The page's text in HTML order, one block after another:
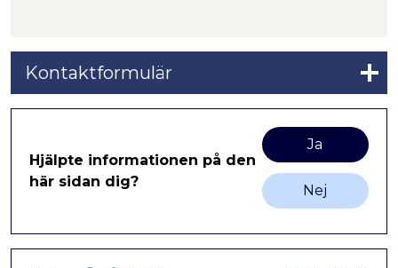
Kontaktformulär
Hjälpte informationen på den
här sidan dig?
Ja
Nej